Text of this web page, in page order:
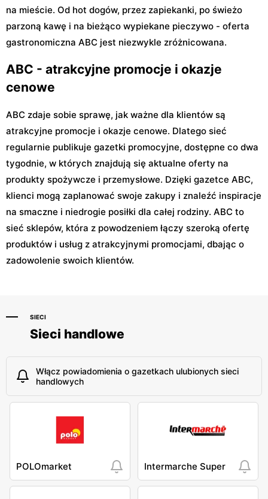
na mieście. Od hot dogów, przez zapiekanki, po świeżo
parzoną kawę i na bieżąco wypiekane pieczywo - oferta
gastronomiczna ABC jest niezwykle zróżnicowana.
ABC - atrakcyjne promocje i okazje
cenowe
ABC zdaje sobie sprawę, jak ważne dla klientów są
atrakcyjne promocje i okazje cenowe. Dlatego sieć
regularnie publikuje gazetki promocyjne, dostępne co dwa
tygodnie, w których znajdują się aktualne oferty na
produkty spożywcze i przemysłowe. Dzięki gazetce ABC,
klienci mogą zaplanować swoje zakupy i znaleźć inspiracje
na smaczne i niedrogie posiłki dla całej rodziny. ABC to
sieć sklepów, która z powodzeniem łączy szeroką ofertę
produktów i usług z atrakcyjnymi promocjami, dbając o
zadowolenie swoich klientów.
SIECI
Sieci handlowe
Włącz powiadomienia o gazetkach ulubionych sieci
handlowych
POLOmarket Intermarche Super